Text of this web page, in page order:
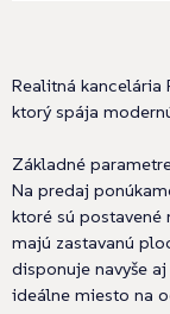
Realitná kancelária
ktorý spája
Základné
Na predaj
ktoré sú postavené
majú zastavanú
disponuje navyše
ideálne miesto na